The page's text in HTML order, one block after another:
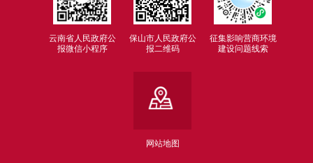
云南省人民政府公
报微信小程序
保山市人民政府公
报二维码
征集影响营商环境
建设问题线索
网站地图